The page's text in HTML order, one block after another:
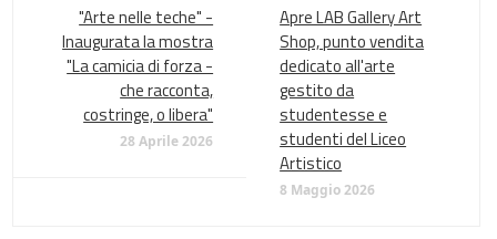
"Arte nelle teche" -
Inaugurata la mostra
"La camicia di forza -
che racconta,
costringe, o libera"
28 Aprile 2026
Apre LAB Gallery Art
Shop, punto vendita
dedicato all'arte
gestito da
studentesse e
studenti del Liceo
Artistico
8 Maggio 2026